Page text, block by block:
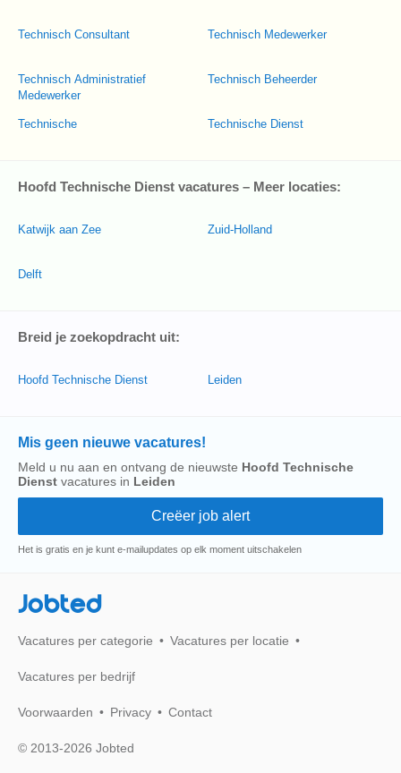
Technisch Consultant
Technisch Administratief
Medewerker
Technische
Technisch Medewerker
Technisch Beheerder
Technische Dienst
Hoofd Technische Dienst vacatures – Meer locaties:
Katwijk aan Zee
Delft
Zuid-Holland
Breid je zoekopdracht uit:
Hoofd Technische Dienst Leiden
Mis geen nieuwe vacatures!
Meld u nu aan en ontvang de nieuwste Hoofd Technische
Dienst vacatures in Leiden
Het is gratis en je kunt e-mailupdates op elk moment uitschakelen
Jobted
Vacatures per categorie Vacatures per locatie
Vacatures per bedrijf
Voorwaarden Privacy Contact
© 2013-2026 Jobted